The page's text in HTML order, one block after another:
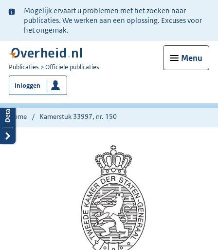
Ter
informatie:
Mogelijk ervaart u problemen met het zoeken naar
publicaties. We werken aan een oplossing. Excuses voor
het ongemak.
Menu
U
bent
nu
hier:
Publicaties Officiële publicaties
Inloggen
Home Kamerstuk 33997, nr. 150